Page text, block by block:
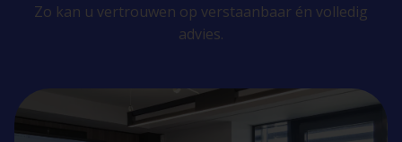
Zo kan u vertrouwen op verstaanbaar én volledig
advies.